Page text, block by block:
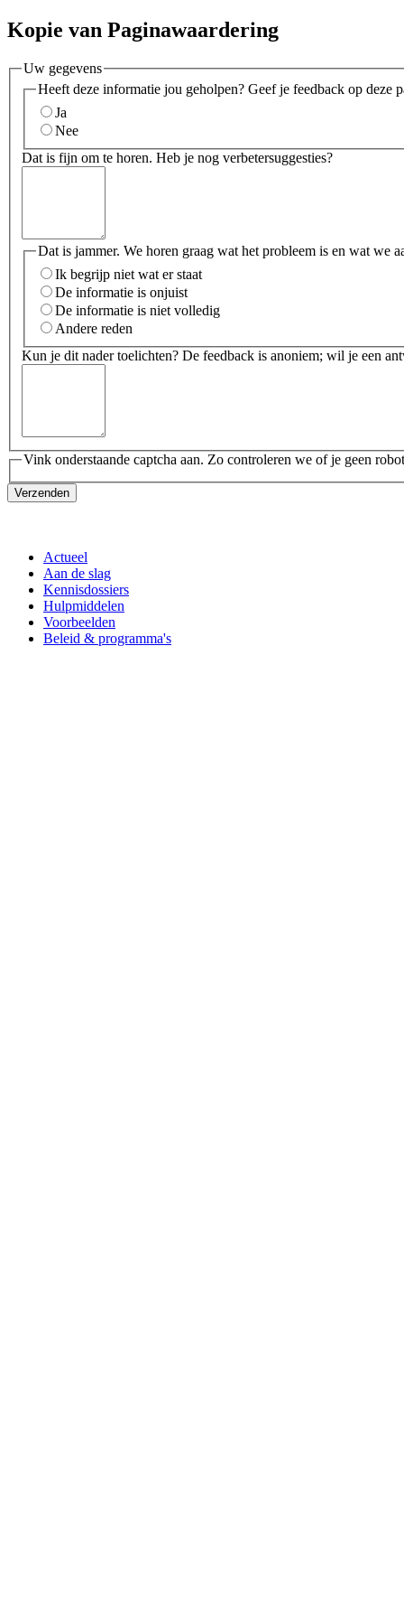
Kopie van Paginawaardering
Uw gegevens
Heeft deze informatie jou geholpen? Geef je feedback op deze
Ja
Nee
Dat is fijn om te horen. Heb je nog verbetersuggesties?
Dat is jammer. We horen graag wat het probleem is en wat we
Ik begrijp niet wat er staat
De informatie is onjuist
De informatie is niet volledig
Andere reden
Kun je dit nader toelichten? De feedback is anoniem; wil je een
Vink onderstaande captcha aan. Zo controleren we of je geen
Verzenden
Actueel
Aan de slag
Kennisdossiers
Hulpmiddelen
Voorbeelden
Beleid & programma's